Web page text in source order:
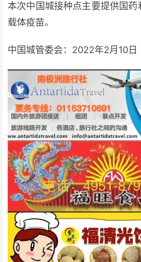
本次中国城接种点主要提供国
载体疫苗。
中国城管委会：2022年2月10日